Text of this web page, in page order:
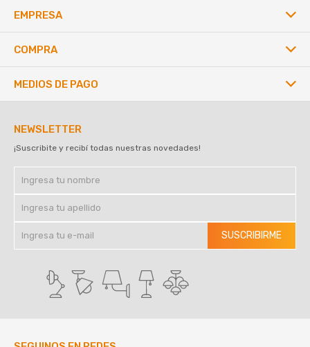
EMPRESA
COMPRA
NEWSLETTER
¡Suscribite y recibí todas nuestras novedades!
SUSCRIBIRME
MEDIOS DE PAGO